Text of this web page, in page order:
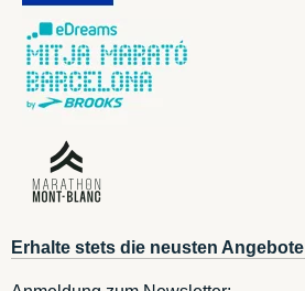
Erhalte stets die neusten Angebote